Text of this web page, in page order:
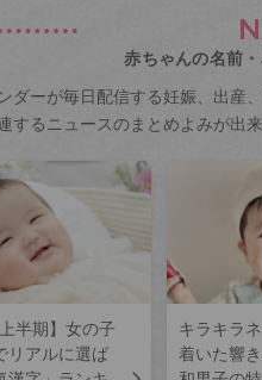
赤ちゃんの名前
ダーが毎日配信する妊娠、出産
するニュースのまとめよみが出来
半期】女の子
リアルに選ば
キラキラ
着いた響